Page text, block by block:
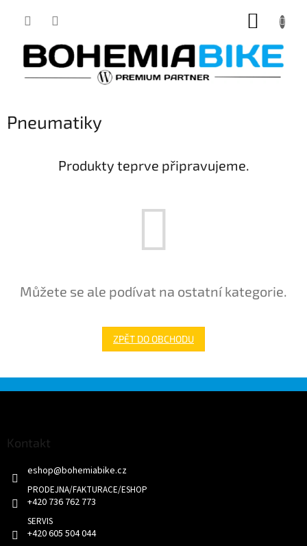
Pneumatiky
Produkty teprve připravujeme.
Můžete se ale podívat na ostatní kategorie.
ZPĚT DO OBCHODU
Kontakt
eshop@bohemiabike.cz
+420 736 762 773
+420 605 504 044